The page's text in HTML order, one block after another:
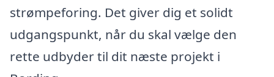
strømpeforing. Det giver dig et solidt
udgangspunkt, når du skal vælge den
rette udbyder til dit næste projekt i